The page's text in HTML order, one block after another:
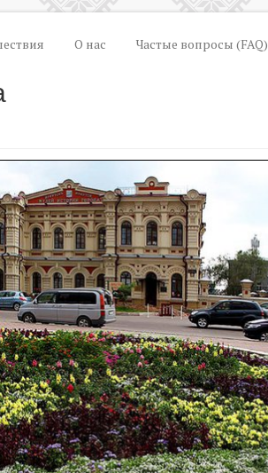
О нас Частые вопросы (FAQ)